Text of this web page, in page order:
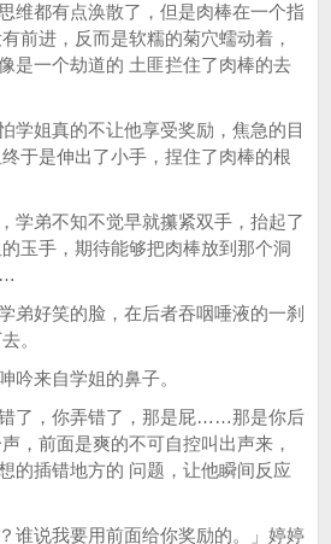
都有点涣散了，但是肉棒在一个指
前进，反而是软糯的菊穴蠕动着，
是一个劫道的 土匪拦住了肉棒的去
姐真的不让他享受奖励，焦急的目
于是伸出了小手，捏住了肉棒的根
弟不知不觉早就攥紧双手，抬起了
玉手，期待能够把肉棒放到那个洞
好笑的脸，在后者吞咽唾液的一刹
。
来自学姐的鼻子。
，你弄错了，那是屁……那是你后
，前面是爽的不可自控叫出声来，
的插错地方的 问题，让他瞬间反应
说我要用前面给你奖励的。」婷婷